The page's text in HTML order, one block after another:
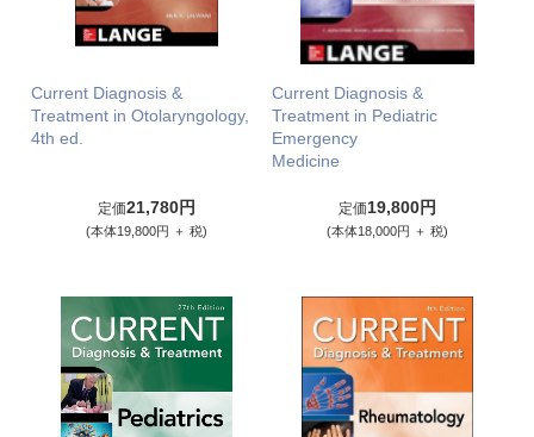
Current Diagnosis &
Treatment in Otolaryngology,
4th ed.
定価21,780円
(本体19,800円 ＋ 税)
Current Diagnosis &
Treatment in Pediatric
Emergency
Medicine
定価19,800円
(本体18,000円 ＋ 税)